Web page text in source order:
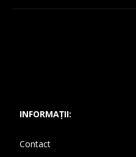
INFORMAȚII:
Contact